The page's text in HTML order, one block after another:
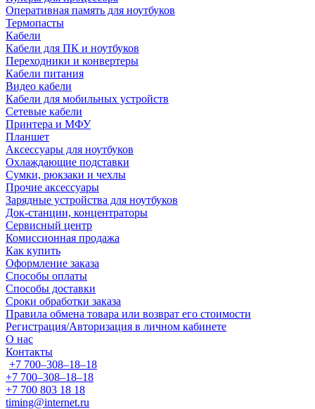
Оперативная память для ноутбуков
Термопасты
Кабели
Кабели для ПК и ноутбуков
Переходники и конвертеры
Кабели питания
Видео кабели
Кабели для мобильных устройств
Сетевые кабели
Принтера и МФУ
Планшет
Аксессуары для ноутбуков
Охлаждающие подставки
Сумки, рюкзаки и чехлы
Прочие аксессуары
Зарядные устройства для ноутбуков
Док-станции, концентраторы
Сервисный центр
Комиссионная продажа
Как купить
Оформление заказа
Способы оплаты
Способы доставки
Сроки обработки заказа
Правила обмена товара или возврат его стоимости
Регистрация/Авторизация в личном кабинете
О нас
Контакты
+7 700‒308‒18‒18
+7 700‒308‒18‒18
+7 700 803 18 18
timing@internet.ru